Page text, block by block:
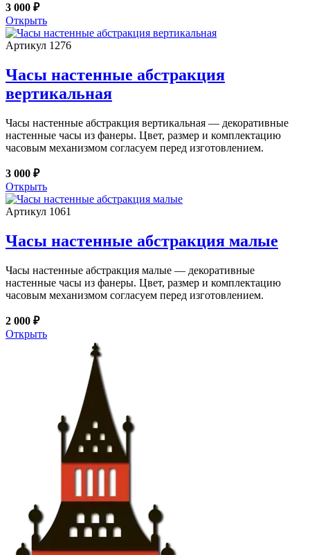
3 000 ₽
Открыть
Артикул 1276
Часы настенные абстракция
вертикальная
Часы настенные абстракция вертикальная — декоративные
настенные часы из фанеры. Цвет, размер и комплектацию
часовым механизмом согласуем перед изготовлением.
3 000 ₽
Открыть
Артикул 1061
Часы настенные абстракция малые
Часы настенные абстракция малые — декоративные
настенные часы из фанеры. Цвет, размер и комплектацию
часовым механизмом согласуем перед изготовлением.
2 000 ₽
Открыть